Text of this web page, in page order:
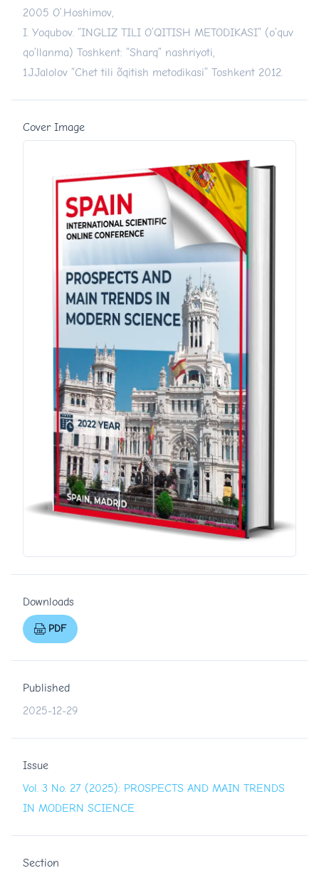
2005 O’.Hoshimov,
I. Yoqubov. “INGLIZ TILI O’QITISH METODIKASI” (o’quv
qo’llanma) Toshkent: “Sharq” nashriyoti,
1.J.Jalolov “Chet tili õqitish metodikasi” Toshkent 2012.
Cover Image
Downloads
PDF
Published
2025-12-29
Issue
Vol. 3 No. 27 (2025): PROSPECTS AND MAIN TRENDS
IN MODERN SCIENCE
Section